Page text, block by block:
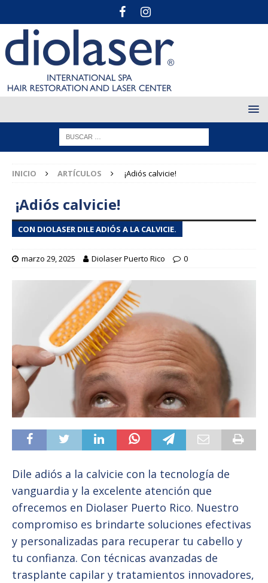
INICIO ARTÍCULOS ¡Adiós calvicie!
¡Adiós calvicie!
CON DIOLASER DILE ADIÓS A LA CALVICIE.
marzo 29, 2025 Diolaser Puerto Rico 0
Dile adiós a la calvicie con la tecnología de
vanguardia y la excelente atención que
ofrecemos en Diolaser Puerto Rico. Nuestro
compromiso es brindarte soluciones efectivas
y personalizadas para recuperar tu cabello y
tu confianza. Con técnicas avanzadas de
trasplante capilar y tratamientos innovadores,